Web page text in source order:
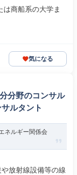
商船系の大学ま
気になる
分野のコンサル
ルタント
ネルギー関係会
放射線設備等の線